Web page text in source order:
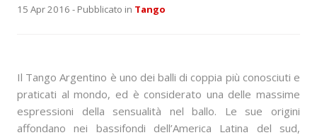
15 Apr 2016 - Pubblicato in Tango
Il Tango Argentino è uno dei balli di coppia più conosciuti e
praticati al mondo, ed è considerato una delle massime
espressioni della sensualità nel ballo. Le sue origini
affondano nei bassifondi dell’America Latina del sud,